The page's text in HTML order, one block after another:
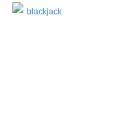
blackjack